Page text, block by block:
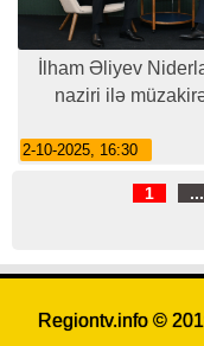
İlham Əliyev
naziri ilə
2-10-2025, 16:30
1 ...
Regiontv.info ©